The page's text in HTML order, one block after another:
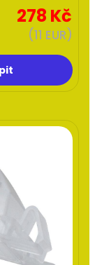
278 Kč
(11 EUR)